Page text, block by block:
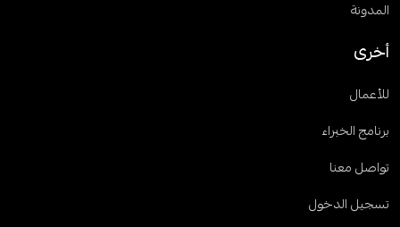
المدونة
أخرى
للأعمال
برنامج الخبراء
تواصل معنا
تسجيل الدخول